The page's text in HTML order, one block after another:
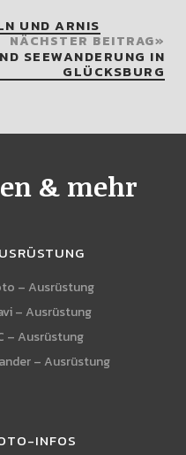
UND ARNIS
NÄCHSTER BEITRAG
SEEWANDERUNG IN
GLÜCKSBURG
& mehr
– Ausrüstung
– Ausrüstung
– Ausrüstung
– Ausrüstung
INFOS